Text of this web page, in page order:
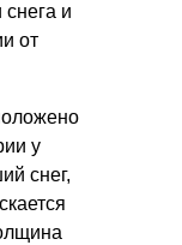
и
от
у
снег,